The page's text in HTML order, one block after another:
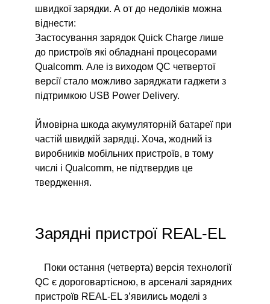
швидкої зарядки. А от до недоліків можна
віднести:
Застосування зарядок Quick Charge лише
до пристроїв які обладнані процесорами
Qualcomm. Але із виходом QC четвертої
версії стало можливо заряджати гаджети з
підтримкою USB Power Delivery.
Ймовірна шкода акумуляторній батареї при
частій швидкій зарядці. Хоча, жодний із
виробників мобільних пристроїв, в тому
числі і Qualcomm, не підтвердив це
твердження.
Зарядні пристрої REAL-EL
Поки остання (четверта) версія технології
QC є дороговартісною, в арсеналі зарядних
пристроїв REAL-EL з’явились моделі з